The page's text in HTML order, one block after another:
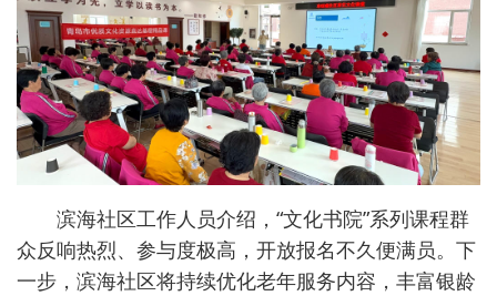
滨海社区工作人员介绍，“文化书院”系列课程群
众反响热烈、参与度极高，开放报名不久便满员。下
一步，滨海社区将持续优化老年服务内容，丰富银龄